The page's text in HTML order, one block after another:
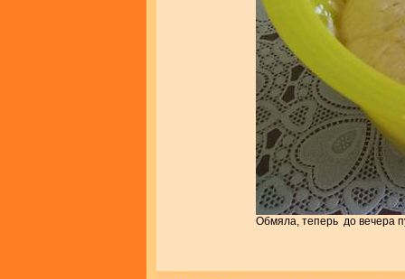
Обмяла, теперь до вечера